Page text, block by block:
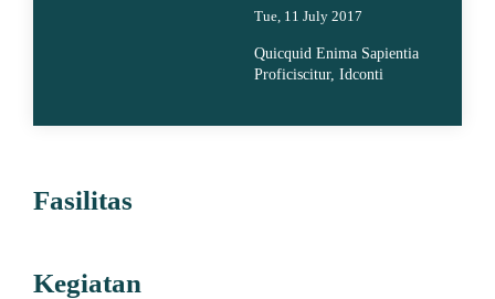
Tue, 11 July 2017
Quicquid Enima Sapientia
Proficiscitur, Idconti
Fasilitas
Kegiatan